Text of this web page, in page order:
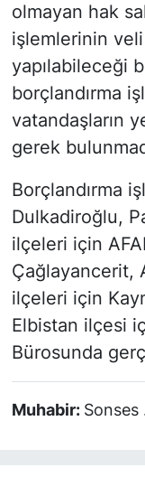
olmayan hak
işlemlerinin
yapılabileceği
borçlandırma
vatandaşların
gerek
Borçlandırma
Dulkadiroğlu,
ilçeleri için
Çağlayancerit,
ilçeleri için
Elbistan ilçesi
Bürosunda
Muhabir: Sonses